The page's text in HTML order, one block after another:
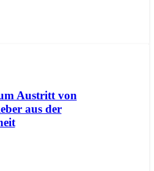
Austritt von
aus der